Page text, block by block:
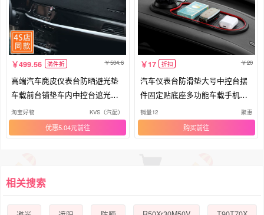
499.56 满件折 504.6
高端汽车麂皮仪表台防晒避光垫
车载前台铺垫车内中控台遮光垫
子
淘宝好物 KVS（汽配）
优惠5.04元
17 折扣 20
汽车仪表台防滑垫大号中控台摆
件固定贴底座多功能车载手机支
架
销量12 聚惠
购买
相关搜索